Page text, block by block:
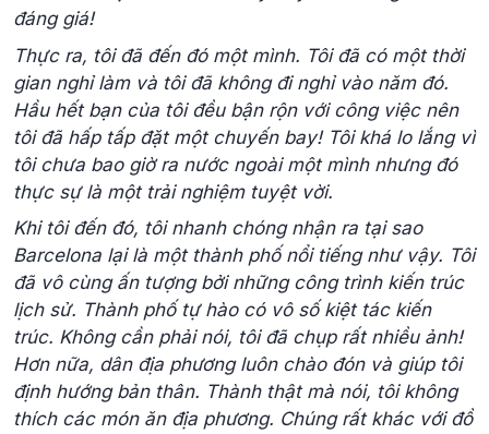
đáng giá!
Thực ra, tôi đã đến đó một mình. Tôi đã có một thời
gian nghỉ làm và tôi đã không đi nghỉ vào năm đó.
Hầu hết bạn của tôi đều bận rộn với công việc nên
tôi đã hấp tấp đặt một chuyến bay! Tôi khá lo lắng vì
tôi chưa bao giờ ra nước ngoài một mình nhưng đó
thực sự là một trải nghiệm tuyệt vời.
Khi tôi đến đó, tôi nhanh chóng nhận ra tại sao
Barcelona lại là một thành phố nổi tiếng như vậy. Tôi
đã vô cùng ấn tượng bởi những công trình kiến ​​trúc
lịch sử. Thành phố tự hào có vô số kiệt tác kiến ​​
trúc. Không cần phải nói, tôi đã chụp rất nhiều ảnh!
Hơn nữa, dân địa phương luôn chào đón và giúp tôi
định hướng bản thân. Thành thật mà nói, tôi không
thích các món ăn địa phương. Chúng rất khác với đồ